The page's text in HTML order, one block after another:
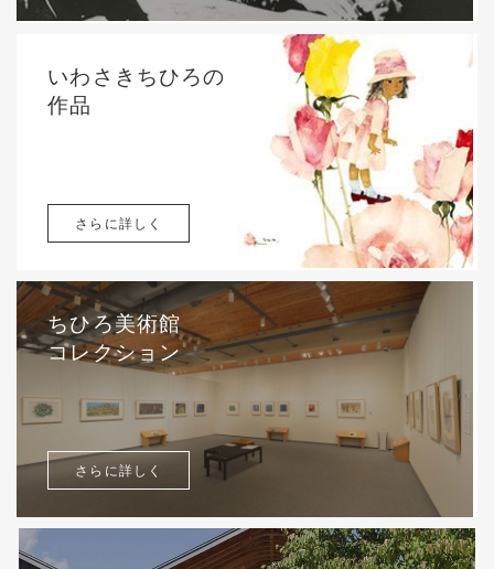
いわさきちひろの
作品
さらに詳しく
ちひろ美術館
コレクション
さらに詳しく